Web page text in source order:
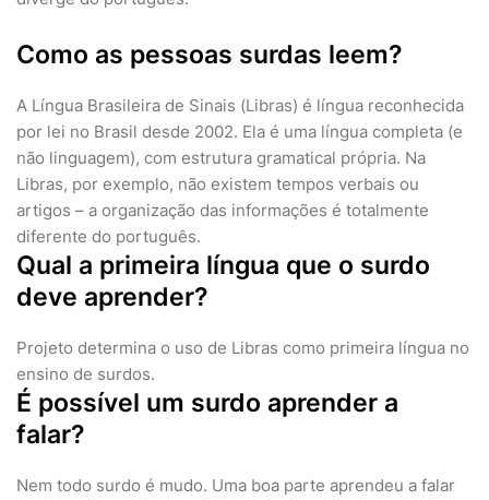
Como as pessoas surdas leem?
A Língua Brasileira de Sinais (Libras) é língua reconhecida
por lei no Brasil desde 2002. Ela é uma língua completa (e
não linguagem), com estrutura gramatical própria. Na
Libras, por exemplo, não existem tempos verbais ou
artigos – a organização das informações é totalmente
diferente do português.
Qual a primeira língua que o surdo
deve aprender?
Projeto determina o uso de Libras como primeira língua no
ensino de surdos.
É possível um surdo aprender a
falar?
Nem todo surdo é mudo. Uma boa parte aprendeu a falar